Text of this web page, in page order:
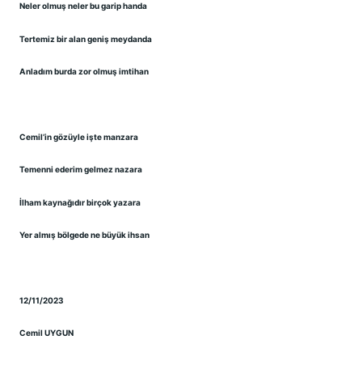
Neler olmuş neler bu garip handa
Tertemiz bir alan geniş meydanda
Anladım burda zor olmuş imtihan
Cemil’in gözüyle işte manzara
Temenni ederim gelmez nazara
İlham kaynağıdır birçok yazara
Yer almış bölgede ne büyük ihsan
12/11/2023
Cemil UYGUN